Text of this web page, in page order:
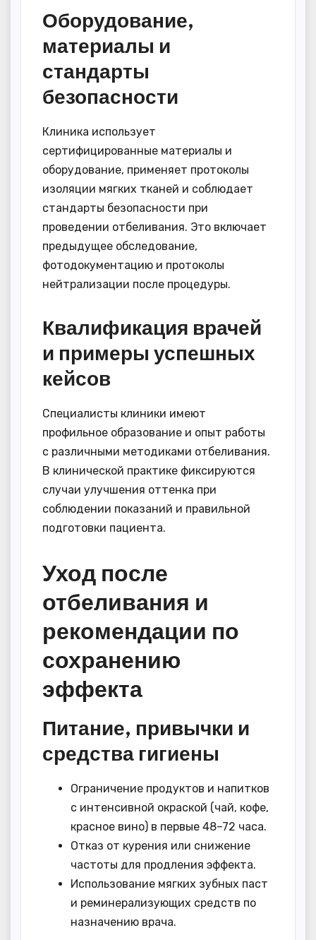
Оборудование,
материалы и
стандарты
безопасности
Клиника использует
сертифицированные материалы и
оборудование, применяет протоколы
изоляции мягких тканей и соблюдает
стандарты безопасности при
проведении отбеливания. Это включает
предыдущее обследование,
фотодокументацию и протоколы
нейтрализации после процедуры.
Квалификация врачей
и примеры успешных
кейсов
Специалисты клиники имеют
профильное образование и опыт работы
с различными методиками отбеливания.
В клинической практике фиксируются
случаи улучшения оттенка при
соблюдении показаний и правильной
подготовки пациента.
Уход после
отбеливания и
рекомендации по
сохранению
эффекта
Питание, привычки и
средства гигиены
Ограничение продуктов и напитков
с интенсивной окраской (чай, кофе,
красное вино) в первые 48–72 часа.
Отказ от курения или снижение
частоты для продления эффекта.
Использование мягких зубных паст
и реминерализующих средств по
назначению врача.